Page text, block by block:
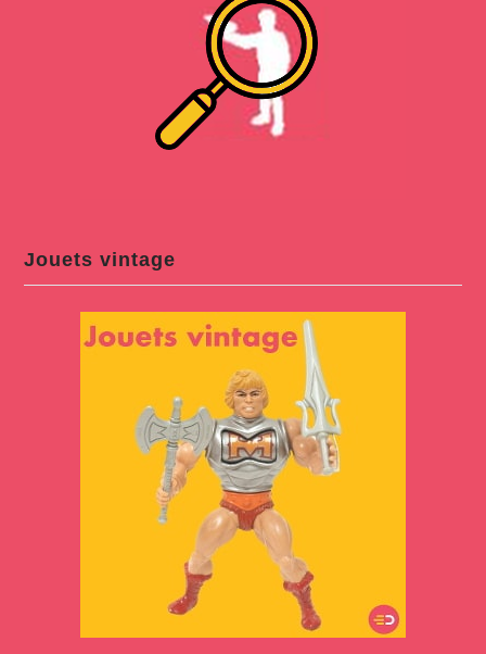
Jouets vintage